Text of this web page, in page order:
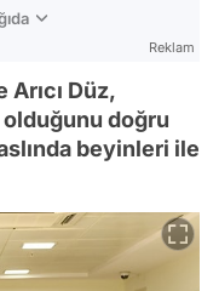
Reklam
Arıcı Düz,
doğru
beyinleri ile